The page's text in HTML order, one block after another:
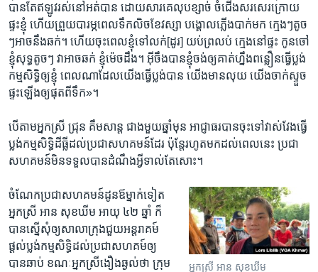
បាន​តែ​ឥឡូវ​រស់​នៅ​អត់​បាន​ ដោយ​សារ​គេ​លុប​ខ្សាច់​ ចំ​ជើង​សរសេរក្រោយ​
ផ្ទះខ្ញុំ ហើយ​ព្រួយ​បារម្ភ​ពេល​ទឹក​លិច​ខែ​វស្សា បង្គោល​ភ្លើង​បាក់​មក ​ក្មេង​ៗ​តូច​
ៗ​អាច​នឹងឆក់​។ ​ហើយ​ចុះពេល​ខ្ញុំទៅ​លក់[ដូរ​] ​យប់​ព្រលប់ ​ក្មេង​នៅ​ផ្ទះ កូន​ចៅ​
ខ្ញុំសុទ្ធតូចៗ ​វា​អាច​ឆក់ ​ខ្ញុំម៉េច​ដឹង​។ អ៊ីចឹង​បាន​ខ្ញុំចង់ឲ្យ​គាត់​ហ្នឹង​ពន្លឿន​ធ្វើប្លង់​
កម្ម​សិទ្ធិ​ឲ្យខ្ញុំ ​ពេល​ណា​ដែល​យើងធ្វើ​ប្លង់​បាន យើង​មាន​លុយ យើង​ចាក់​ស្ទួច​
ផ្ទះ​ឡើងឲ្យ​ផុត​ពីទឹក​»។
បើ​តាម​អ្នកស្រី ​ជ្រុន គឹមសាន្ត ​ជាង​មួយ​ឆ្នាំ​មុន ​អាជ្ញាធរបានចុះ​ទៅ​វាស់​វែង​ធ្វើ
ប្លង់​កម្ម​សិទ្ធិ​ដីធ្លី​ដល់​ប្រជា​សហ​គមន៍​ដែរ ប៉ុន្តែ​រហូត​មក​ដល់​ពេល​នេះ ​ប្រជា​
សហគមន៍​មិន​ទទួល​បាន​ដំណឹង​អ្វី​ទាល់​តែ​សោះ​។
អ្នកស្រី អាន សុខឃីម
ចំណែក​ប្រជា​សហគមន៍​ដូនឪ​ម្នាក់​ទៀត ​
អ្នកស្រី អាន សុខឃីម អាយុ​ ៤២ ​ឆ្នាំ​ ក៏​
បាន​ស្នើ​សុំ​ឲ្យសាលា​ក្រុង​ជួយ​អន្តរាគម៍​
ផ្តល់​ប្លង់កម្ម​សិទ្ធិ​ដល់​ប្រជា​សហគម៍​ឲ្យ​
បាន​ឆាប់ ខណៈ​អ្នក​ស្រី​ងឿង​ឆ្ងល់​ថា ក្រុម